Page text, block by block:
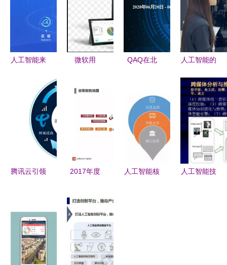
人工智能来
携手有连云
等AI企业驶
入发展快车
道
微软用
人工智能
能表格背后
QAQ在北
大会 人工
智能软件开
发的新纪元
人工智能的
应用软件开
发新纪元
腾讯云引领
准，推动AI
软件生态创
新
2017年度
告 7大行业
应用与100
个初创企业
深度解析
人工智能核
人工智能技